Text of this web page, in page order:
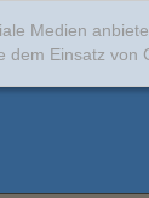
Medien
dem Einsatz von